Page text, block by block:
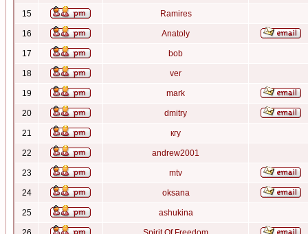
15 Ramires
16 Anatoly
17 bob
18 ver
19 mark
20 dmitry
21 кгу
22 andrew2001
23 mtv
24 oksana
25 ashukina